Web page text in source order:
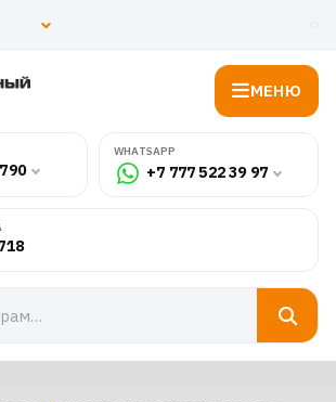
МЕНЮ
WHATSAPP
+7 777 522 39 97